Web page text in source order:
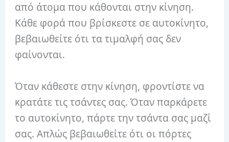
από άτομα που κάθονται στην κίνηση.
Κάθε φορά που βρίσκεστε σε αυτοκίνητο,
βεβαιωθείτε ότι τα τιμαλφή σας δεν
φαίνονται.
Όταν κάθεστε στην κίνηση, φροντίστε να
κρατάτε τις τσάντες σας.Όταν παρκάρετε
το αυτοκίνητο, πάρτε την τσάντα σας μαζί
σας.Απλώς βεβαιωθείτε ότι οι πόρτες